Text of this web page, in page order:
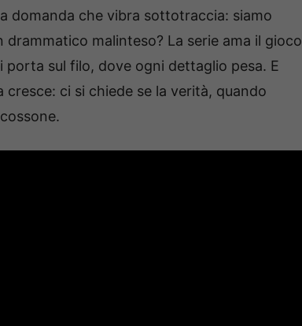
domanda che vibra sottotraccia: siamo
malinteso? La serie ama il gioco
sul filo, dove ogni dettaglio pesa. E
cresce: ci si chiede se la verità, quando